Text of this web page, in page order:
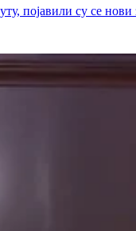
појавили су се